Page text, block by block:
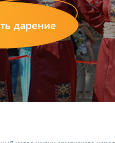
дарение